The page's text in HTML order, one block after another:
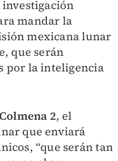
mandar la
mexicana lunar
que serán
por la inteligencia
Colmena 2, el
que enviará
“que serán tan